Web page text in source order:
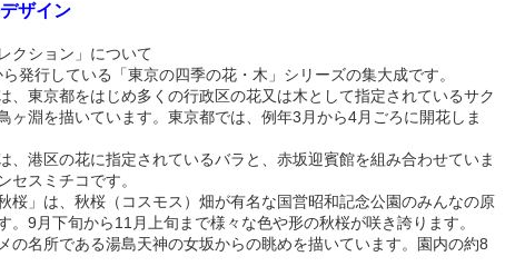
ザイン
クション」について
発行している「東京の四季の花・木」シリーズの集大成です。
東京都をはじめ多くの行政区の花又は木として指定されているサク
ヶ淵を描いています。東京都では、例年3月から4月ごろに開花しま
港区の花に指定されているバラと、赤坂迎賓館を組み合わせていま
セスミチコです。
桜」は、秋桜（コスモス）畑が有名な国営昭和記念公園のみんなの原
。9月下旬から11月上旬まで様々な色や形の秋桜が咲き誇ります。
の名所である湯島天神の女坂からの眺めを描いています。園内の約8